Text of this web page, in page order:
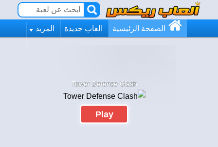
الصفحة الرئيسية العاب جديدة المزيد
Tower Defense Clash
Play